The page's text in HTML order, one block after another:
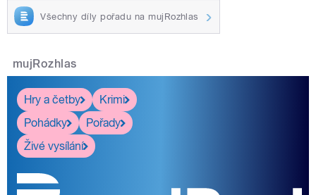
Všechny díly pořadu na mujRozhlas
mujRozhlas
Hry a četby
Krimi
Pohádky
Pořady
Živé vysílání